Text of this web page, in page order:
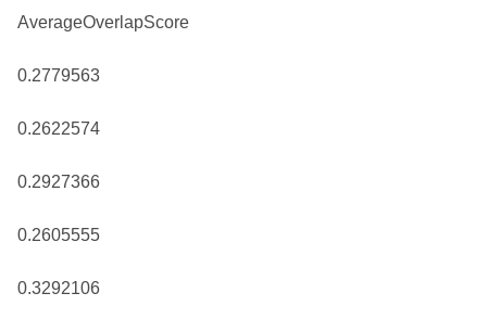
AverageOverlapScore
0.2779563
0.2622574
0.2927366
0.2605555
0.3292106